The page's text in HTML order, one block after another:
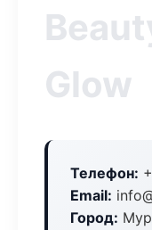
Glow
Телефон:
Email:
Город: